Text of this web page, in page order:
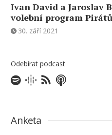
Ivan David a Jaroslav
volební program
30. září 2021
Odebírat podcast
Anketa